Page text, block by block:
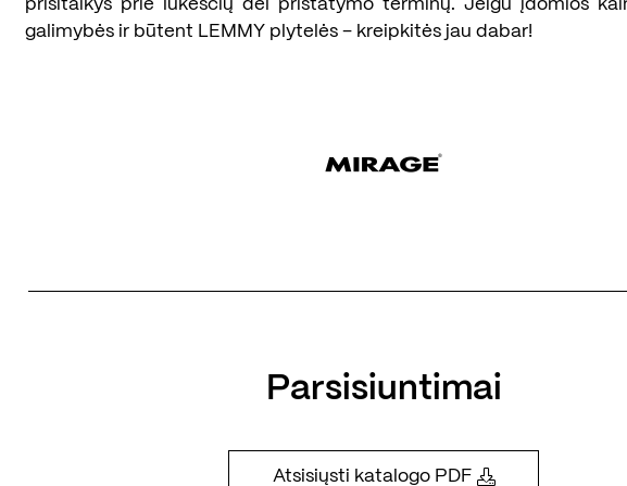
prisitaikys prie lūkesčių dėl pristatymo terminų. Jeigu įdomios
galimybės ir būtent LEMMY plytelės – kreipkitės jau dabar!
Parsisiuntimai
Atsisiųsti katalogo PDF